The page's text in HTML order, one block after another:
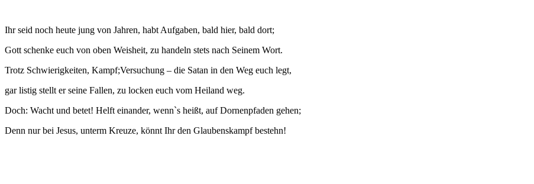
Ihr seid noch heute jung von Jahren, habt Aufgaben, bald hier, bald dort;
Gott schenke euch von oben Weisheit, zu handeln stets nach Seinem Wort.
Trotz Schwierigkeiten, Kampf;Versuchung – die Satan in den Weg euch legt,
gar listig stellt er seine Fallen, zu locken euch vom Heiland weg.
Doch: Wacht und betet! Helft einander, wenn`s heißt, auf Dornenpfaden gehen;
Denn nur bei Jesus, unterm Kreuze, könnt Ihr den Glaubenskampf bestehn!